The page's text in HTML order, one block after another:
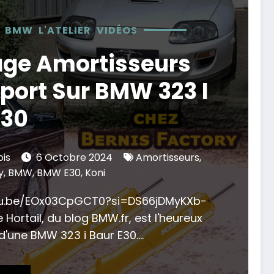
BMW L'ATELIER VIDÉOS
Amortisseurs
Sur BMW 323 I
6 Octobre 2024 Amortisseurs,
, BMW,BMW E30, Koni
EOx03CpGCT0?si=DS66jDMyKXb-
Hortail, du blog BMW.fr, est l'heureux
BMW 323 i Baur E30.…